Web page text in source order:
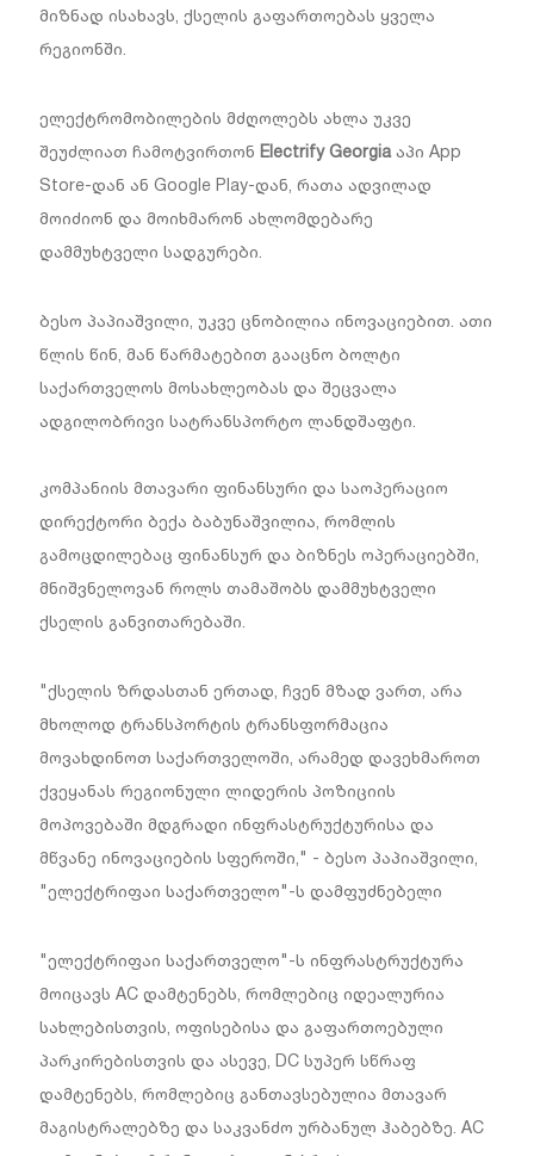
მიზნად ისახავს, ქსელის გაფართოებას ყველა
რეგიონში.
ელექტრომობილების მძღოლებს ახლა უკვე
შეუძლიათ ჩამოტვირთონ Electrify Georgiaაპი App
Store-დან ან Google Play-დან, რათა ადვილად
მოიძიონ და მოიხმარონ ახლომდებარე
დამმუხტველი სადგურები.
ბესო პაპიაშვილი, უკვე ცნობილია ინოვაციებით. ათი
წლის წინ, მან წარმატებით გააცნო ბოლტი
საქართველოს მოსახლეობას და შეცვალა
ადგილობრივი სატრანსპორტო ლანდშაფტი.
კომპანიის მთავარი ფინანსური და საოპერაციო
დირექტორი ბექა ბაბუნაშვილია, რომლის
გამოცდილებაც ფინანსურ და ბიზნეს ოპერაციებში,
მნიშვნელოვან როლს თამაშობს დამმუხტველი
ქსელის განვითარებაში.
"ქსელის ზრდასთან ერთად, ჩვენ მზად ვართ, არა
მხოლოდ ტრანსპორტის ტრანსფორმაცია
მოვახდინოთ საქართველოში, არამედ დავეხმაროთ
ქვეყანას რეგიონული ლიდერის პოზიციის
მოპოვებაში მდგრადი ინფრასტრუქტურისა და
მწვანე ინოვაციების სფეროში," - ბესო პაპიაშვილი,
"ელექტრიფაი საქართველო"-ს დამფუძნებელი
"ელექტრიფაი საქართველო"-ს ინფრასტრუქტურა
მოიცავს AC დამტენებს, რომლებიც იდეალურია
სახლებისთვის, ოფისებისა და გაფართოებული
პარკირებისთვის და ასევე, DC სუპერ სწრაფ
დამტენებს, რომლებიც განთავსებულია მთავარ
მაგისტრალებზე და საკვანძო ურბანულ ჰაბებზე. AC